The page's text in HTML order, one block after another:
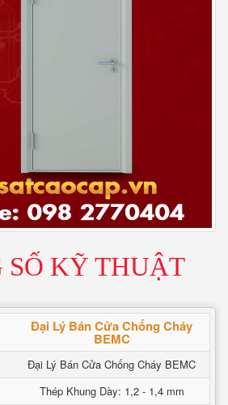
SỐ KỸ THUẬT
Đại Lý Bán Cửa Chống Cháy
BEMC
Đại Lý Bán Cửa Chống Cháy BEMC
Thép Khung Dày: 1,2 - 1,4 mm